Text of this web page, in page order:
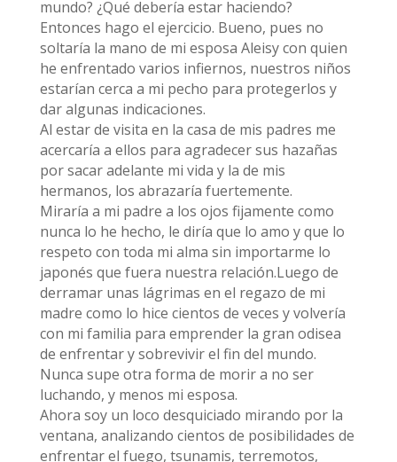
mundo? ¿Qué debería estar haciendo?
Entonces hago el ejercicio. Bueno, pues no
soltaría la mano de mi esposa Aleisy con quien
he enfrentado varios infiernos, nuestros niños
estarían cerca a mi pecho para protegerlos y
dar algunas indicaciones.
Al estar de visita en la casa de mis padres me
acercaría a ellos para agradecer sus hazañas
por sacar adelante mi vida y la de mis
hermanos, los abrazaría fuertemente.
Miraría a mi padre a los ojos fijamente como
nunca lo he hecho, le diría que lo amo y que lo
respeto con toda mi alma sin importarme lo
japonés que fuera nuestra relación.Luego de
derramar unas lágrimas en el regazo de mi
madre como lo hice cientos de veces y volvería
con mi familia para emprender la gran odisea
de enfrentar y sobrevivir el fin del mundo.
Nunca supe otra forma de morir a no ser
luchando, y menos mi esposa.
Ahora soy un loco desquiciado mirando por la
ventana, analizando cientos de posibilidades de
enfrentar el fuego, tsunamis, terremotos,